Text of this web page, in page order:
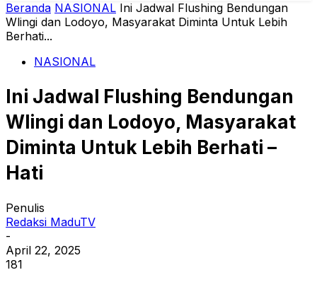
Beranda NASIONAL Ini Jadwal Flushing Bendungan
Wlingi dan Lodoyo, Masyarakat Diminta Untuk Lebih
Berhati...
NASIONAL
Ini Jadwal Flushing Bendungan
Wlingi dan Lodoyo, Masyarakat
Diminta Untuk Lebih Berhati –
Hati
Penulis
Redaksi MaduTV
-
April 22, 2025
181